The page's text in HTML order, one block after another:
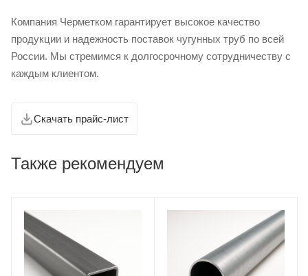
Компания Черметком гарантирует высокое качество
продукции и надежность поставок чугунных труб по всей
России. Мы стремимся к долгосрочному сотрудничеству с
каждым клиентом.
Скачать прайс-лист
Также рекомендуем